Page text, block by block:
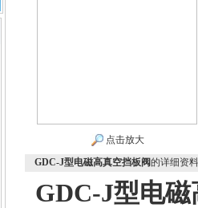
点击放大
GDC-J型电磁高真空挡板阀的详细资
GDC-J型电